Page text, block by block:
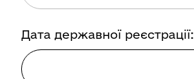
Дата державної реєстрації: